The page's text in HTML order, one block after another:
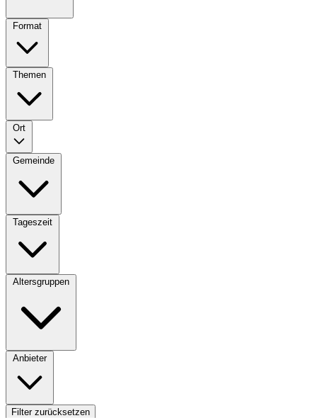
Format
Themen
Ort
Gemeinde
Tageszeit
Altersgruppen
Anbieter
Filter zurücksetzen